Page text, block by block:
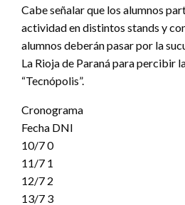
Cabe señalar que los alumnos
actividad en distintos stands y
alumnos deberán pasar por la
La Rioja de Paraná para percibir
“Tecnópolis”.
Cronograma
Fecha DNI
10/7 0
11/7 1
12/7 2
13/7 3